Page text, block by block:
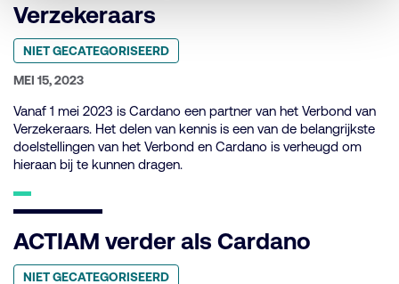
Verzekeraars
Geplaatst
categorie:
NIET GECATEGORISEERD
GEPUBLICEERD
MEI 15, 2023
Vanaf 1 mei 2023 is Cardano een partner van het Verbond van
Verzekeraars. Het delen van kennis is een van de belangrijkste
doelstellingen van het Verbond en Cardano is verheugd om
hieraan bij te kunnen dragen.
ACTIAM verder als Cardano
Geplaatst
NIET GECATEGORISEERD